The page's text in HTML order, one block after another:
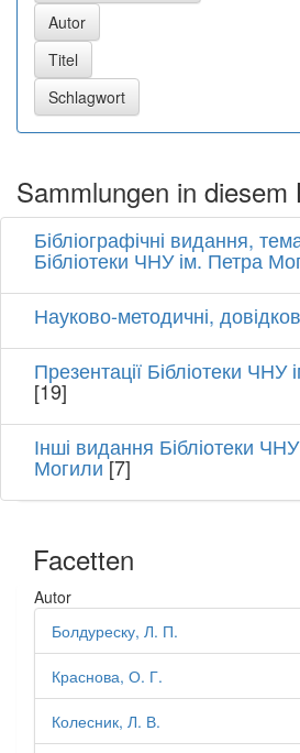
Sammlungen in diesem
Бібліографічні видання,
Бібліотеки ЧНУ ім. Петра
Науково-методичні,
Презентації Бібліотеки
[19]
Інші видання Бібліотеки
Могили[7]
Facetten
Autor
Болдуреску, Л. П.
Краснова, О. Г.
Колесник, Л. В.